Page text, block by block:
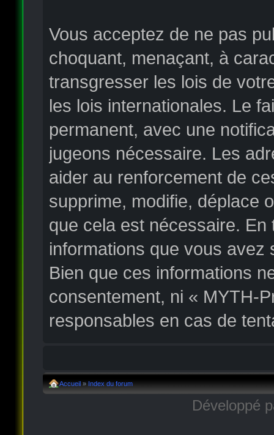
Vous acceptez de ne pas
choquant, menaçant, à
transgresser les lois de
les lois internationales. Le
permanent, avec une
jugeons nécessaire. Les
aider au renforcement de
supprime, modifie, déplace
que cela est nécessaire.
informations que vous
Bien que ces informations
consentement, ni « MYTH-
responsables en cas de
Accueil » Index du forum
Développé